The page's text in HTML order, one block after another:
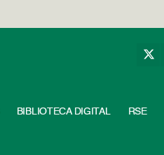
BIBLIOTECA DIGITAL RSE